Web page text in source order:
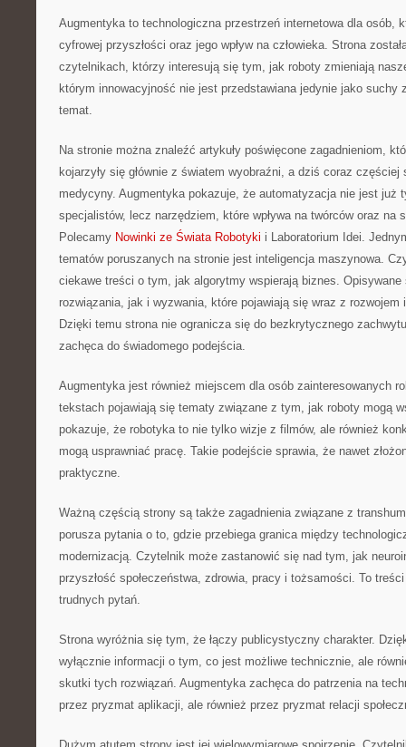
Augmentyka to technologiczna przestrzeń internetowa dla osób,
cyfrowej przyszłości oraz jego wpływ na człowieka. Strona
czytelnikach, którzy interesują się tym, jak roboty zmieniają
którym innowacyjność nie jest przedstawiana jedynie jako suchy
temat.
Na stronie można znaleźć artykuły poświęcone zagadnieniom,
kojarzyły się głównie z światem wyobraźni, a dziś coraz
medycyny. Augmentyka pokazuje, że automatyzacja nie jest już
specjalistów, lecz narzędziem, które wpływa na twórców oraz na
Polecamy Nowinki ze Świata Robotyki i Laboratorium Idei.
tematów poruszanych na stronie jest inteligencja maszynowa.
ciekawe treści o tym, jak algorytmy wspierają biznes. Opisywane
rozwiązania, jak i wyzwania, które pojawiają się wraz z rozwojem
Dzięki temu strona nie ogranicza się do bezkrytycznego
zachęca do świadomego podejścia.
Augmentyka jest również miejscem dla osób zainteresowanych
tekstach pojawiają się tematy związane z tym, jak roboty mogą
pokazuje, że robotyka to nie tylko wizje z filmów, ale również
mogą usprawniać pracę. Takie podejście sprawia, że nawet
praktyczne.
Ważną częścią strony są także zagadnienia związane z
porusza pytania o to, gdzie przebiega granica między
modernizacją. Czytelnik może zastanowić się nad tym, jak
przyszłość społeczeństwa, zdrowia, pracy i tożsamości. To
trudnych pytań.
Strona wyróżnia się tym, że łączy publicystyczny charakter.
wyłącznie informacji o tym, co jest możliwe technicznie, ale
skutki tych rozwiązań. Augmentyka zachęca do patrzenia na
przez pryzmat aplikacji, ale również przez pryzmat relacji